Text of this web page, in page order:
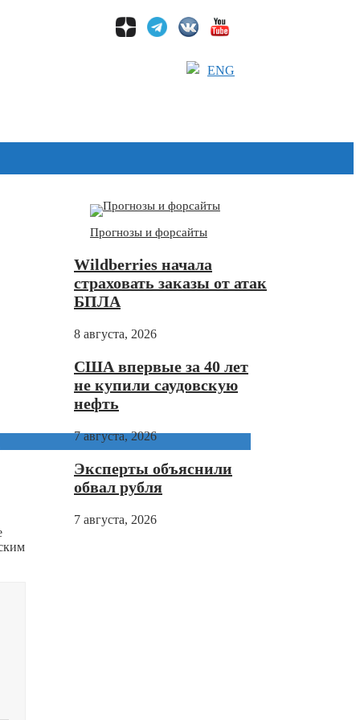
ENG
Прогнозы и форсайты
Wildberries начала
страховать заказы от атак
БПЛА
8 августа, 2026
США впервые за 40 лет
не купили саудовскую
нефть
7 августа, 2026
Эксперты объяснили
обвал рубля
7 августа, 2026